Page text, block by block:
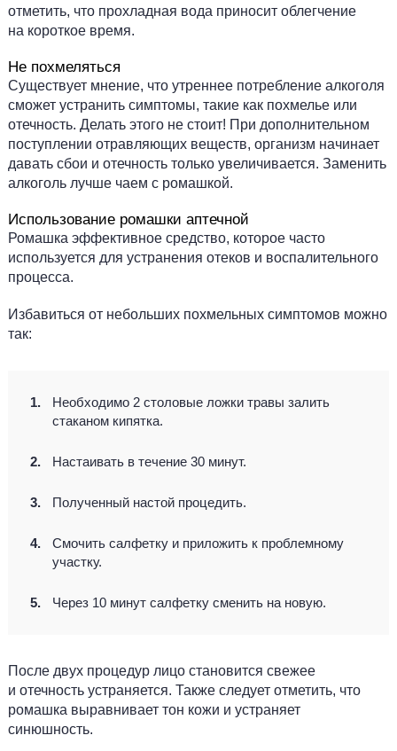
отметить, что прохладная вода приносит облегчение
на короткое время.
Не похмеляться
Существует мнение, что утреннее потребление алкоголя
сможет устранить симптомы, такие как похмелье или
отечность. Делать этого не стоит! При дополнительном
поступлении отравляющих веществ, организм начинает
давать сбои и отечность только увеличивается. Заменить
алкоголь лучше чаем с ромашкой.
Использование ромашки аптечной
Ромашка эффективное средство, которое часто
используется для устранения отеков и воспалительного
процесса.
Избавиться от небольших похмельных симптомов можно
так:
Необходимо 2 столовые ложки травы залить
стаканом кипятка.
Настаивать в течение 30 минут.
Полученный настой процедить.
Смочить салфетку и приложить к проблемному
участку.
Через 10 минут салфетку сменить на новую.
После двух процедур лицо становится свежее
и отечность устраняется. Также следует отметить, что
ромашка выравнивает тон кожи и устраняет
синюшность.